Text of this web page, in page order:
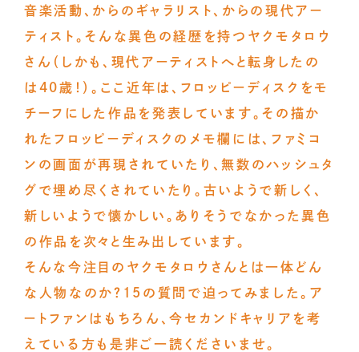
音楽活動、からのギャラリスト、からの現代アー
ティスト。そんな異色の経歴を持つヤクモタロウ
さん（しかも、現代アーティストへと転身したの
は40歳！）。ここ近年は、フロッピーディスクをモ
チーフにした作品を発表しています。その描か
れたフロッピーディスクのメモ欄には、ファミコ
ンの画面が再現されていたり、無数のハッシュタ
グで埋め尽くされていたり。古いようで新しく、
新しいようで懐かしい。ありそうでなかった異色
の作品を次々と生み出しています。
そんな今注目のヤクモタロウさんとは一体どん
な人物なのか？15の質問で迫ってみました。ア
ートファンはもちろん、今セカンドキャリアを考
えている方も是非ご一読くださいませ。